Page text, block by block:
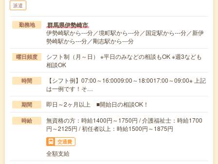
派遣
勤務地 群馬県伊勢崎市
伊勢崎駅から---分／境町駅から---分／国定駅から---分／新伊
勢崎駅から---分／剛志駅から---分
曜日頻度
シフト制（月～日） ※平日のみなどの相談もOK ※週3なども
相談OK
時間
【シフト例】07:00～16:0009:00～18:0017:00～09:00※ 上記
は一例です！そ…
期間 即日～2ヶ月以上 ■開始日の相談OK！
時給
無資格の方：時給1400円～1750円 / 介護福祉士：時給1700
円～2125円 / 初任者以上：時給1500円～1875円
交通費
全額支給